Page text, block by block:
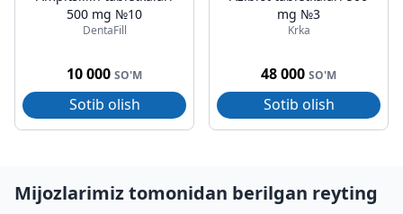
500 mg №10
DentaFill
10 000 SO'M
Sotib olish
mg №3
Krka
48 000 SO'M
Sotib olish
Mijozlarimiz tomonidan berilgan reyting